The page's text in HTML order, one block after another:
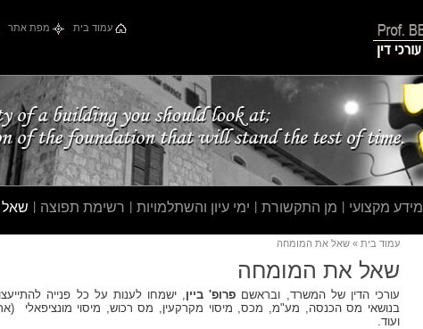
עמוד בית מפת אתר
מידע מקצועי מן התקשורת ימי עיון והשתלמויות רשימת תפוצה
עמוד בית » שאל את המומחה
שאל את המומחה
עורכי הדין של המשרד, ובראשם פרופ' ביין, ישמחו לענות על כל פנייה
בנושאי מס הכנסה, מע"מ, מכס, מיסוי מקרקעין, מס רכוש, מיסוי מונציפאלי
ועוד.